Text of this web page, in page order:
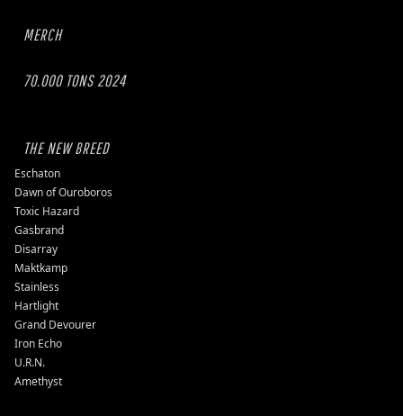
MERCH
70.000 TONS 2024
THE NEW BREED
Eschaton
Dawn of Ouroboros
Toxic Hazard
Gasbrand
Disarray
Maktkamp
Stainless
Hartlight
Grand Devourer
Iron Echo
U.R.N.
Amethyst